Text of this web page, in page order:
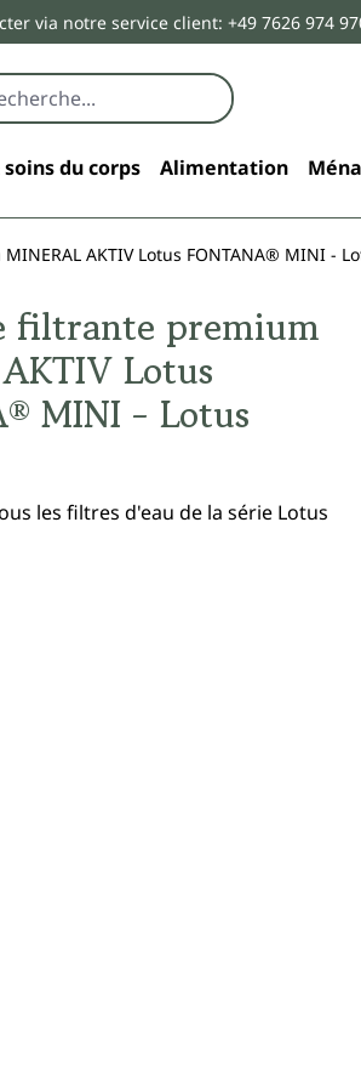
via notre service client: +49 7626 974
du corps Alimentation
AKTIV Lotus FONTANA® MINI -
filtrante premium
Lotus
MINI - Lotus
les filtres d'eau de la série Lotus